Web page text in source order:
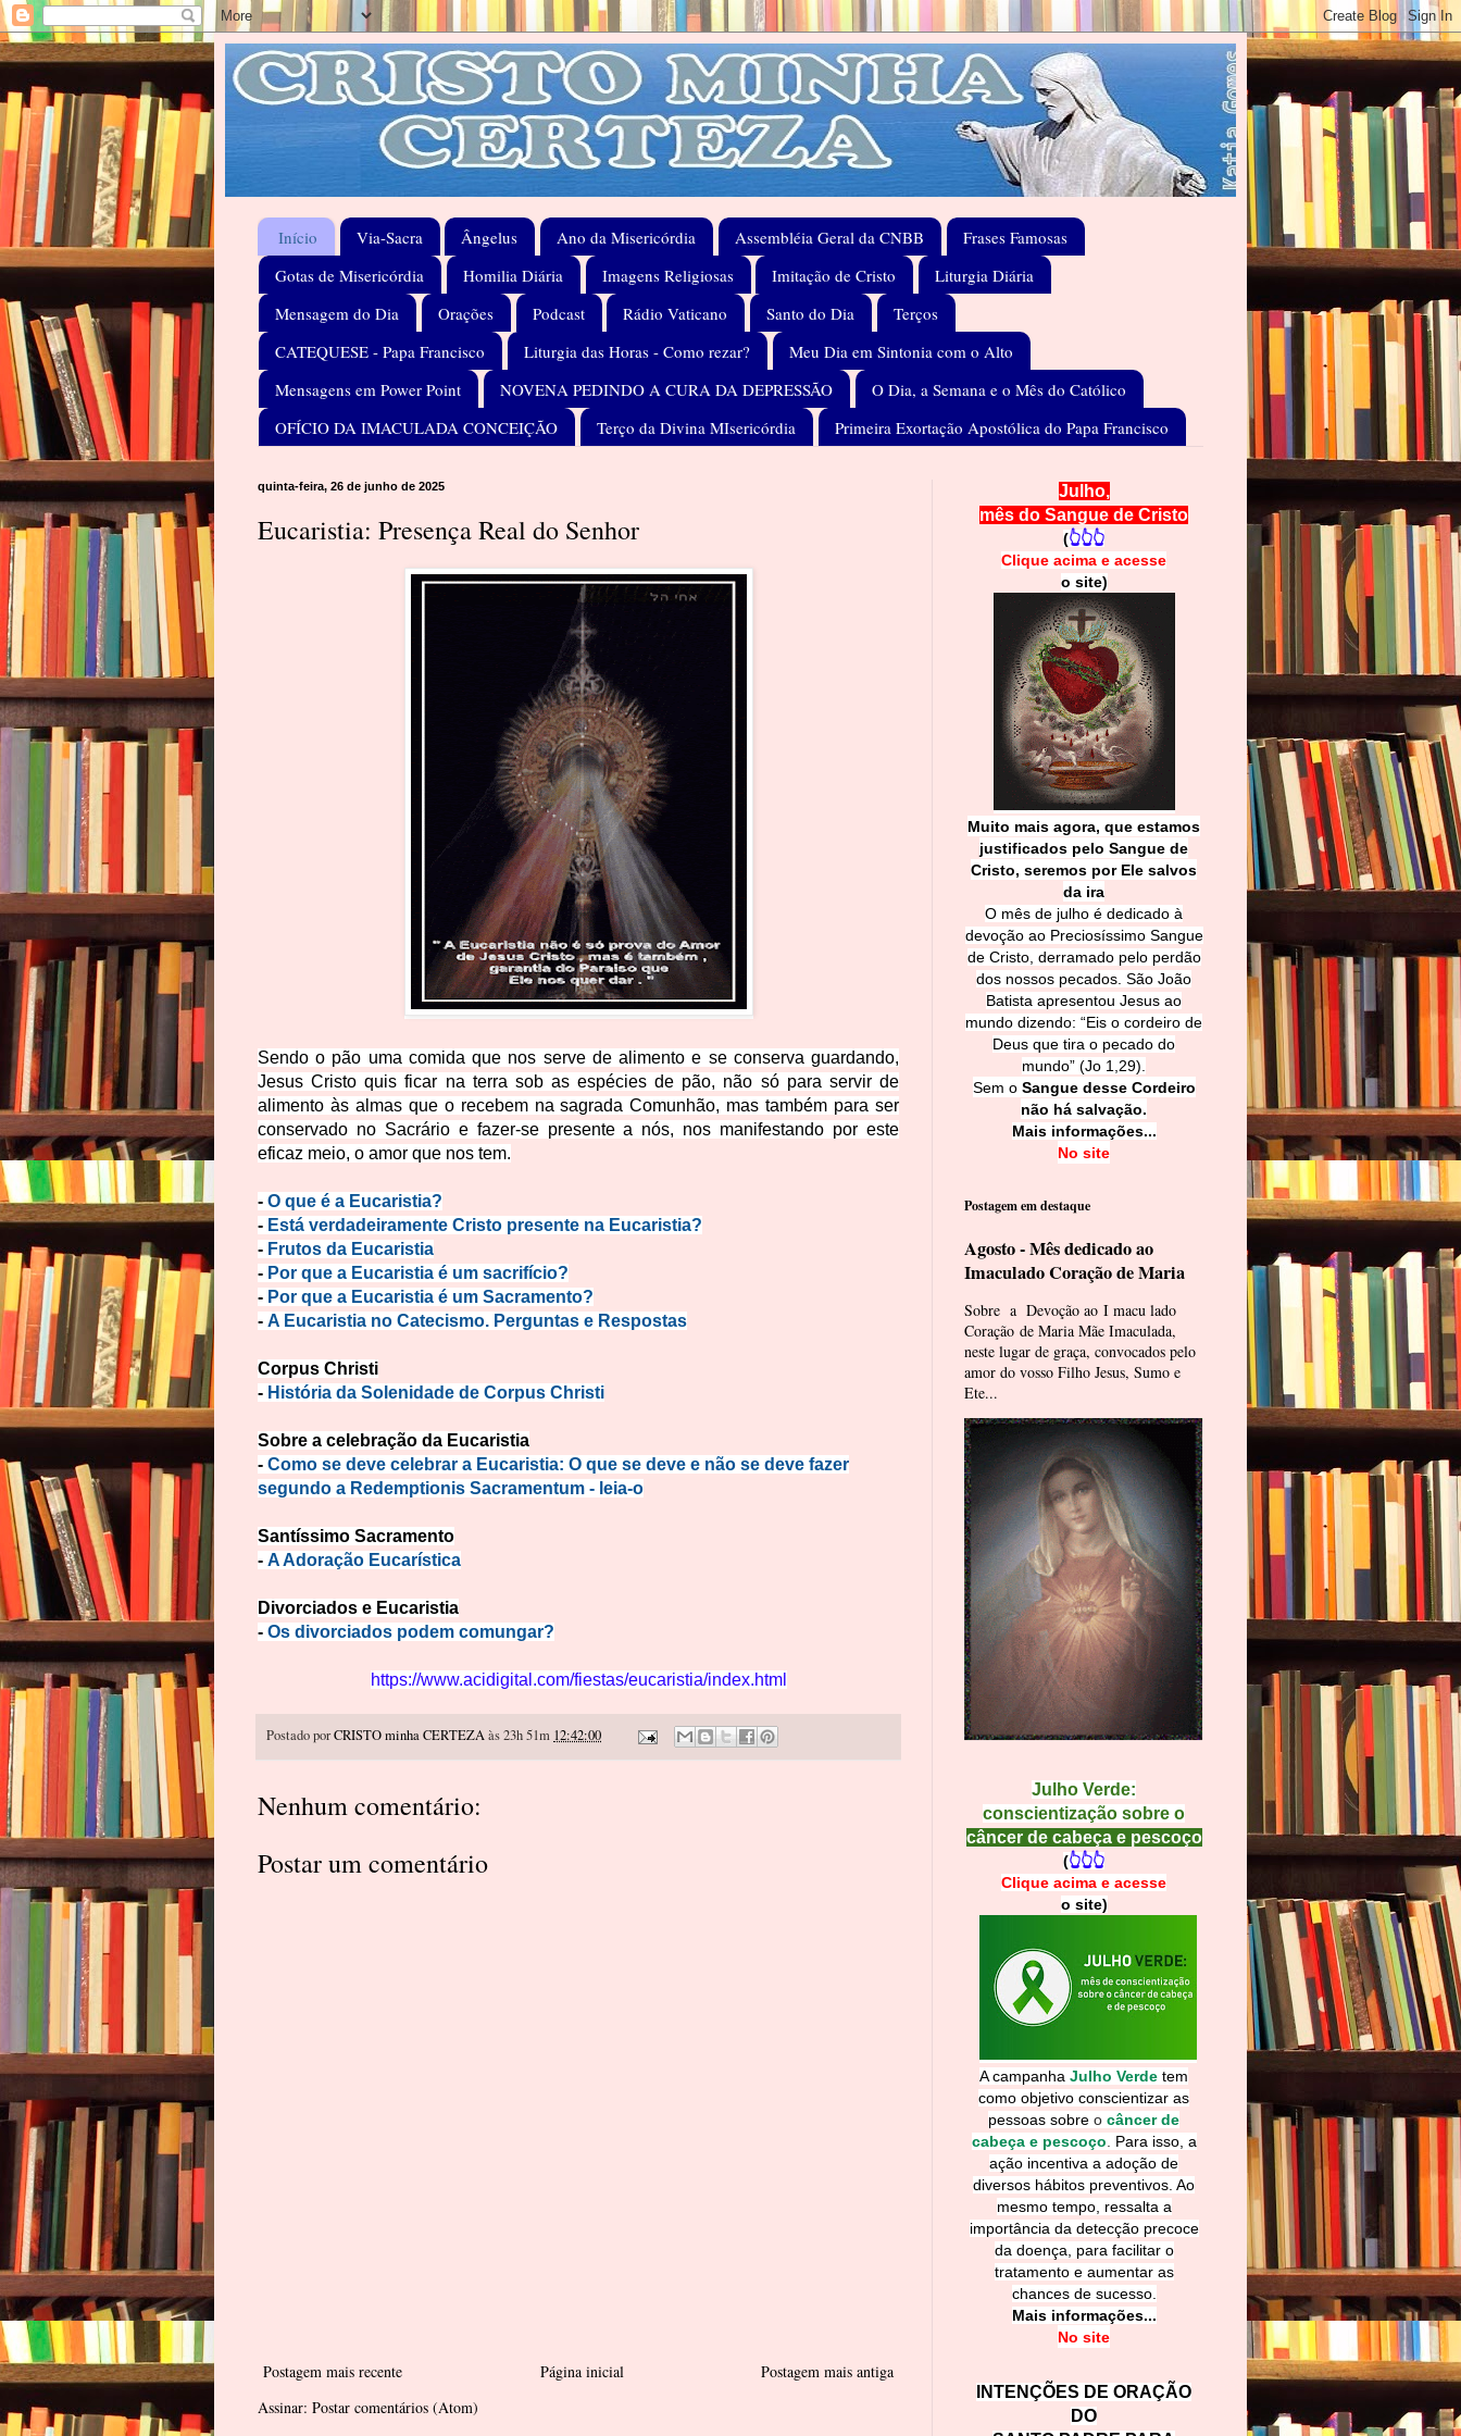
Início Via-Sacra Ângelus Ano da Misericórdia Assembléia Geral da CNBB
Frases Famosas
Gotas de Misericórdia
Homilia Diária Imagens Religiosas Imitação de Cristo
Liturgia Diária
Mensagem do Dia
Orações Podcast Rádio Vaticano Santo do Dia
Terços
CATEQUESE - Papa Francisco
Liturgia das Horas - Como rezar?
Meu Dia em Sintonia com o Alto
Mensagens em Power Point
NOVENA PEDINDO A CURA DA DEPRESSÃO
O Dia, a Semana e o Mês do Católico
OFÍCIO DA IMACULADA CONCEIÇÃO
Terço da Divina MIsericórdia Primeira Exortação Apostólica do Papa Francisco
quinta-feira, 26 de junho de 2025
Eucaristia: Presença Real do Senhor
Sendo o pão uma comida que nos serve de alimento e se conserva guardando,
Jesus Cristo quis ficar na terra sob as espécies de pão, não só para servir de
alimento às almas que o recebem na sagrada Comunhão, mas também para ser
conservado no Sacrário e fazer-se presente a nós, nos manifestando por este
eficaz meio, o amor que nos tem.
- O que é a Eucaristia?
- Está verdadeiramente Cristo presente na Eucaristia?
- Frutos da Eucaristia
- Por que a Eucaristia é um sacrifício?
- Por que a Eucaristia é um Sacramento?
- A Eucaristia no Catecismo. Perguntas e Respostas
Corpus Christi
- História da Solenidade de Corpus Christi
Sobre a celebração da Eucaristia
- Como se deve celebrar a Eucaristia: O que se deve e não se deve fazer
segundo a Redemptionis Sacramentum - leia-o
Santíssimo Sacramento
- A Adoração Eucarística
Divorciados e Eucaristia
- Os divorciados podem comungar?
https://www.acidigital.com/fiestas/eucaristia/index.html
Postado porCRISTO minha CERTEZAàs 23h 51m 12:42:00
Nenhum comentário:
Postar um comentário
Postagem mais recente Postagem mais antiga
Página inicial
Assinar: Postar comentários (Atom)
Julho,
mês do Sangue de Cristo
(👆👆👆
Clique acima e acesse
o site)
Muito mais agora, que estamos
justificados pelo Sangue de
Cristo, seremos por Ele salvos
da ira
O mês de julho é dedicado à
devoção ao Preciosíssimo Sangue
de Cristo, derramado pelo perdão
dos nossos pecados. São João
Batista apresentou Jesus ao
mundo dizendo: “Eis o cordeiro de
Deus que tira o pecado do
mundo” (Jo 1,29).
Sem o Sangue desse Cordeiro
não há salvação.
Mais informações...
No site
Postagem em destaque
Agosto - Mês dedicado ao
Imaculado Coração de Maria
Sobre a Devoção ao I macu lado
Coração de Maria Mãe Imaculada,
neste lugar de graça, convocados pelo
amor do vosso Filho Jesus, Sumo e
Ete...
Julho Verde:
conscientização sobre o
câncer de cabeça e pescoço
(👆👆👆
Clique acima e acesse
o site)
A campanha Julho Verde tem
como objetivo conscientizar as
pessoas sobre o câncer de
cabeça e pescoço
Para isso, a
ação incentiva a adoção de
diversos hábitos preventivos. Ao
mesmo tempo, ressalta a
importância da detecção precoce
da doença, para facilitar o
tratamento e aumentar as
chances de sucesso.
Mais informações...
No site
INTENÇÕES DE ORAÇÃO
DO